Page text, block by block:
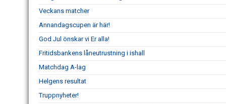
Veckans matcher
Annandagscupen är här!
God Jul önskar vi Er alla!
Fritidsbankens låneutrustning i ishall
Matchdag A-lag
Helgens resultat
Truppnyheter!